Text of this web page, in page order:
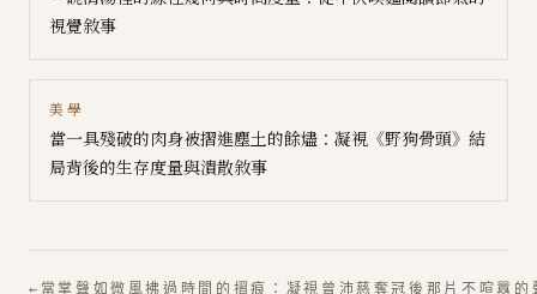
視覺敘事
美學
當一具殘破的肉身被摺進塵土的餘燼：凝視《野狗骨頭》結
局背後的生存度量與潰散敘事
← 當掌聲如微風拂過時間的摺痕：凝視曾沛慈奪冠後那片不喧囂的